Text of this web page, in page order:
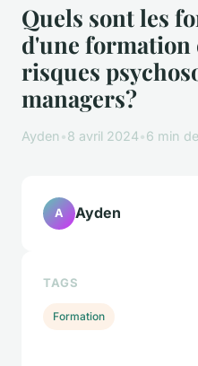
Quels sont les
d'une formation
risques
managers?
Ayden •8 avril 2024•6 min
A Ayden
TAGS
Formation